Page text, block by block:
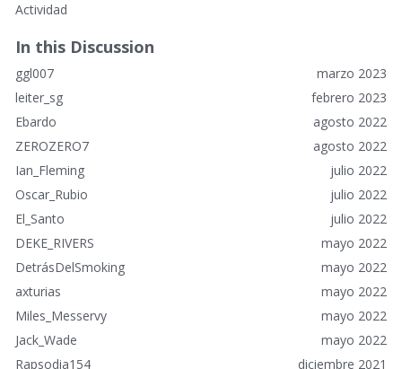
a
c
e
s
r
á
p
d
o
s
Actividad
In this Discussion
marzo 2023
ggl007
febrero 2023
leiter_sg
agosto 2022
Ebardo
agosto 2022
ZEROZERO7
julio 2022
Ian_Fleming
julio 2022
Oscar_Rubio
julio 2022
El_Santo
mayo 2022
DEKE_RIVERS
mayo 2022
DetrásDelSmoking
mayo 2022
axturias
mayo 2022
Miles_Messervy
mayo 2022
Jack_Wade
diciembre 2021
Rapsodia154